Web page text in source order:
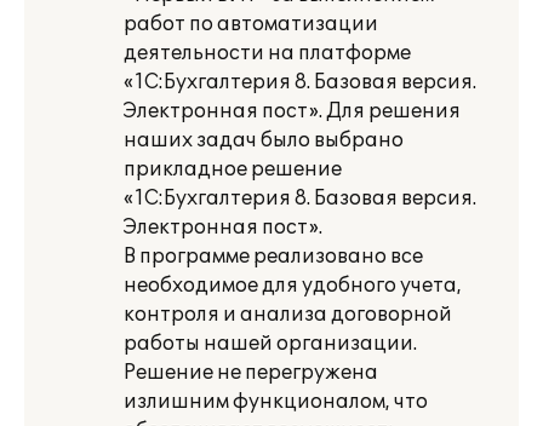
работ по автоматизации
деятельности на платформе
«1С:Бухгалтерия 8. Базовая версия.
Электронная пост». Для решения
наших задач было выбрано
прикладное решение
«1С:Бухгалтерия 8. Базовая версия.
Электронная пост».
В программе реализовано все
необходимое для удобного учета,
контроля и анализа договорной
работы нашей организации.
Решение не перегружена
излишним функционалом, что